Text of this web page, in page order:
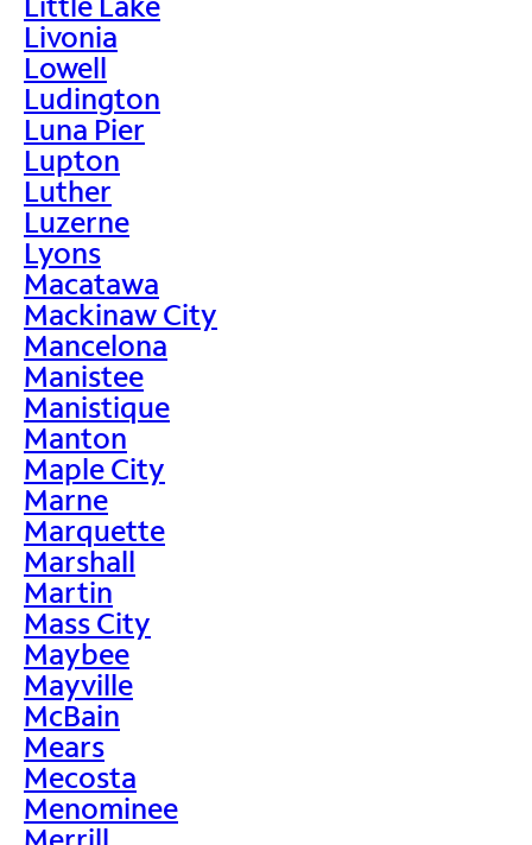
Livonia
Lowell
Ludington
Luna Pier
Lupton
Luther
Luzerne
Lyons
Macatawa
Mackinaw City
Mancelona
Manistee
Manistique
Manton
Maple City
Marne
Marquette
Marshall
Martin
Mass City
Maybee
Mayville
McBain
Mears
Mecosta
Menominee